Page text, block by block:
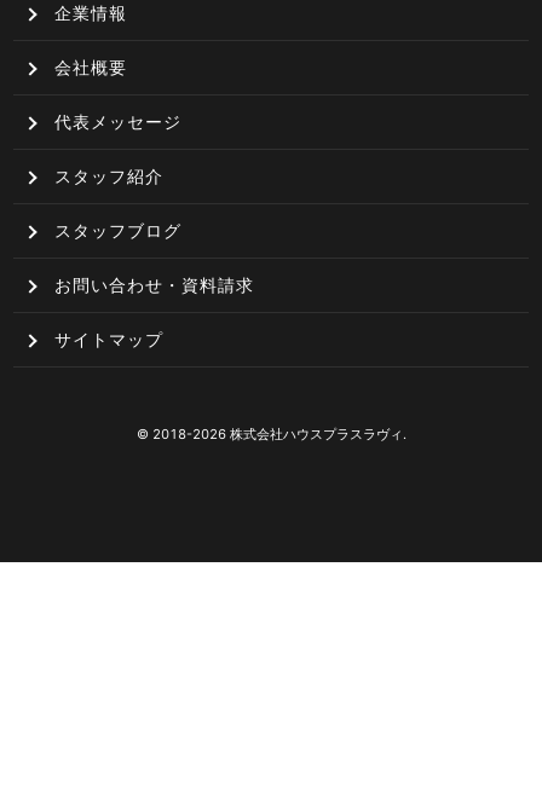
企業情報
会社概要
代表メッセージ
スタッフ紹介
スタッフブログ
お問い合わせ・資料請求
サイトマップ
© 2018-2026 株式会社ハウスプラスラヴィ.